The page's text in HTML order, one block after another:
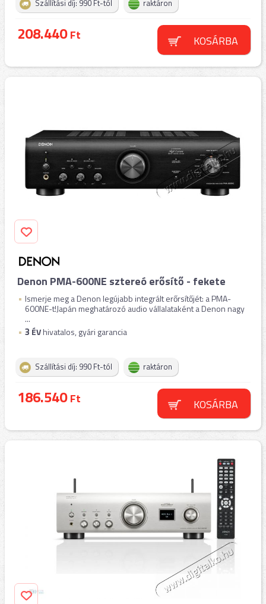
Szállítási díj: 990 Ft-tól raktáron
208.440Ft KOSÁRBA
Denon PMA-600NE sztereó erősítő - fekete
Ismerje meg a Denon legújabb integrált erőrsítőjét: a PMA-
600NE-t!Japán meghatározó audio vállalataként a Denon nagy
...
3 ÉVhivatalos, gyári garancia
Szállítási díj: 990 Ft-tól raktáron
186.540Ft KOSÁRBA